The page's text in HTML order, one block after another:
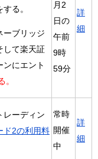
る。
ーブリッジ
して楽天証
ンにエント
。
月2
日の
午前
9時
59分
詳
細
レーディン
ド2の利用料
常時
開催
中
詳
細